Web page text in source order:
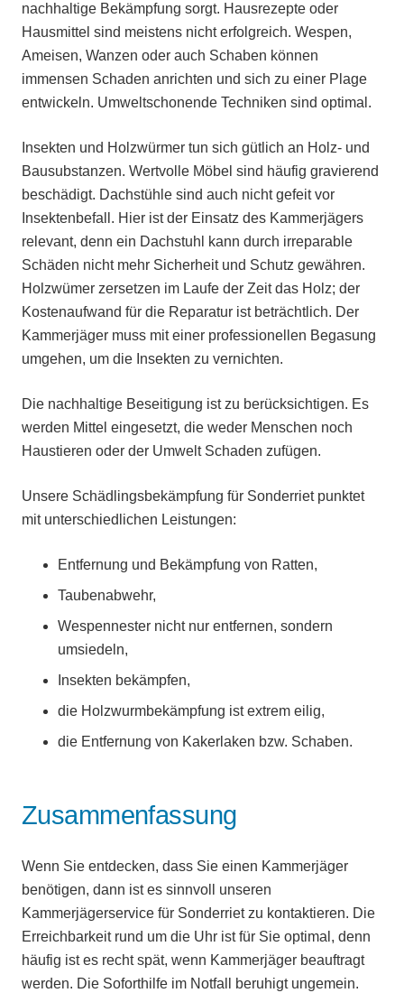
nachhaltige Bekämpfung sorgt. Hausrezepte oder
Hausmittel sind meistens nicht erfolgreich. Wespen,
Ameisen, Wanzen oder auch Schaben können
immensen Schaden anrichten und sich zu einer Plage
entwickeln. Umweltschonende Techniken sind optimal.
Insekten und Holzwürmer tun sich gütlich an Holz- und
Bausubstanzen. Wertvolle Möbel sind häufig gravierend
beschädigt. Dachstühle sind auch nicht gefeit vor
Insektenbefall. Hier ist der Einsatz des Kammerjägers
relevant, denn ein Dachstuhl kann durch irreparable
Schäden nicht mehr Sicherheit und Schutz gewähren.
Holzwümer zersetzen im Laufe der Zeit das Holz; der
Kostenaufwand für die Reparatur ist beträchtlich. Der
Kammerjäger muss mit einer professionellen Begasung
umgehen, um die Insekten zu vernichten.
Die nachhaltige Beseitigung ist zu berücksichtigen. Es
werden Mittel eingesetzt, die weder Menschen noch
Haustieren oder der Umwelt Schaden zufügen.
Unsere Schädlingsbekämpfung für Sonderriet punktet
mit unterschiedlichen Leistungen:
Entfernung und Bekämpfung von Ratten,
Taubenabwehr,
Wespennester nicht nur entfernen, sondern
umsiedeln,
Insekten bekämpfen,
die Holzwurmbekämpfung ist extrem eilig,
die Entfernung von Kakerlaken bzw. Schaben.
Zusammenfassung
Wenn Sie entdecken, dass Sie einen Kammerjäger
benötigen, dann ist es sinnvoll unseren
Kammerjägerservice für Sonderriet zu kontaktieren. Die
Erreichbarkeit rund um die Uhr ist für Sie optimal, denn
häufig ist es recht spät, wenn Kammerjäger beauftragt
werden. Die Soforthilfe im Notfall beruhigt ungemein.